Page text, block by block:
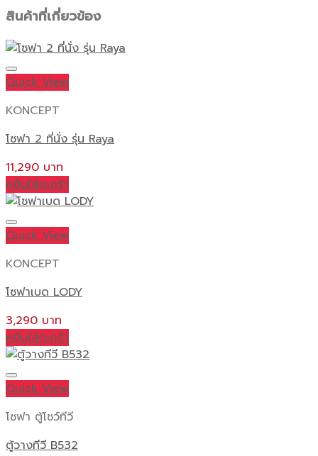
สินค้าที่เกี่ยวข้อง
Quick View
KONCEPT
โซฟา 2 ที่นั่ง รุ่น Raya
11,290
หยิบใส่ตะกร้า
Quick View
KONCEPT
โซฟาเบด LODY
3,290
หยิบใส่ตะกร้า
Quick View
โซฟา ตู้โชว์ทีวี
ตู้วางทีวี B532